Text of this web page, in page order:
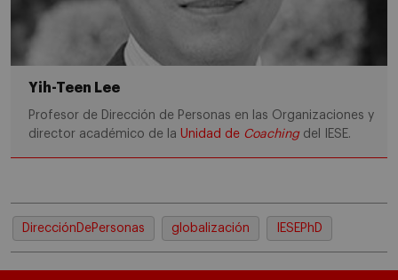
Yih-Teen Lee
Profesor de Dirección de Personas en las Organizaciones y
director académico de la Unidad de Coachingdel IESE.
DirecciónDePersonas globalización IESEPhD